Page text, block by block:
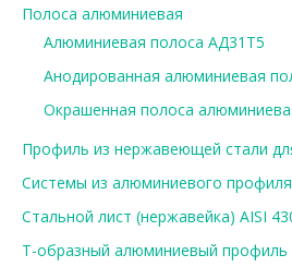
Полоса алюминиевая
Алюминиевая полоса АД31Т5
Анодированная алюминиевая
Окрашенная полоса
Профиль из нержавеющей стали
Системы из алюминиевого профиля
Стальной лист (нержавейка) AISI
Т-образный алюминиевый профиль